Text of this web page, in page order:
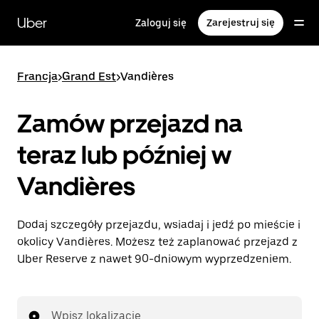
głównej
zawartości
Uber Zaloguj się Zarejestruj się
Francja>Grand Est>Vandières
Zamów przejazd na
teraz lub później w
Vandières
Dodaj szczegóły przejazdu, wsiadaj i jedź po mieście i
okolicy Vandières. Możesz też zaplanować przejazd z
Uber Reserve z nawet 90-dniowym wyprzedzeniem.
Wpisz lokalizację